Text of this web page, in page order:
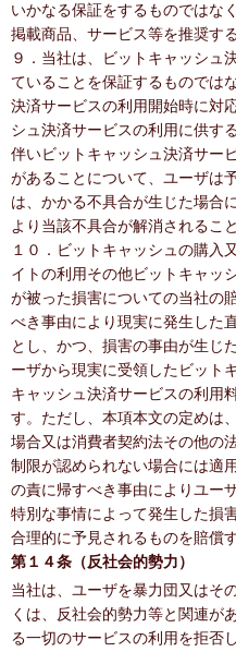
いかなる保証をするものではな
掲載商品、サービス等を推奨す
９．当社は、ビットキャッシュ
ていることを保証するものでは
決済サービスの利用開始時に対
シュ決済サービスの利用に供す
伴いビットキャッシュ決済サー
があることについて、ユーザは
は、かかる不具合が生じた場合
より当該不具合が解消されるこ
１０．ビットキャッシュの購入
イトの利用その他ビットキャッ
が被った損害についての当社の
べき事由により現実に発生した
とし、かつ、損害の事由が生じ
ーザから現実に受領したビット
キャッシュ決済サービスの利用
す。ただし、本項本文の定めは
場合又は消費者契約法その他の
制限が認められない場合には適
の責に帰すべき事由によりユー
特別な事情によって発生した損
合理的に予見されるものを賠償
第１４条（反社会的勢力）
当社は、ユーザを暴力団又はそ
くは、反社会的勢力等と関連が
る一切のサービスの利用を拒否